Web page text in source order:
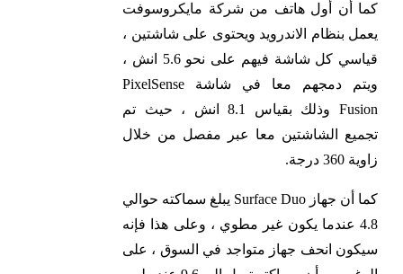
كما أن أول هاتف من شركة مايكروسوفت
يعمل بنظام الاندرويد ويحتوى على شاشتين ،
قياسي كل شاشة فيهم على نحو 5.6 انش ،
ويتم دمجهم معا في شاشة PixelSense
Fusion وذلك بقياس 8.1 انش ، حيث تم
تجميع الشاشتين معا عبر مفصل من خلال
زاوية 360 درجة.
كما أن جهاز Surface Duo يبلغ سماكته حوالي
4.8 عندما يكون غير مطوي ، وعلى هذا فإنه
سيكون انحف جهاز متواجد في السوق ، على